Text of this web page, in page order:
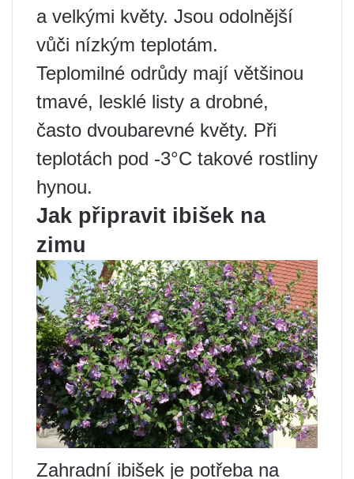
a velkými květy. Jsou odolnější
vůči nízkým teplotám.
Teplomilné odrůdy mají většinou
tmavé, lesklé listy a drobné,
často dvoubarevné květy. Při
teplotách pod -3°C takové rostliny
hynou.
Jak připravit ibišek na
zimu
Zahradní ibišek je potřeba na